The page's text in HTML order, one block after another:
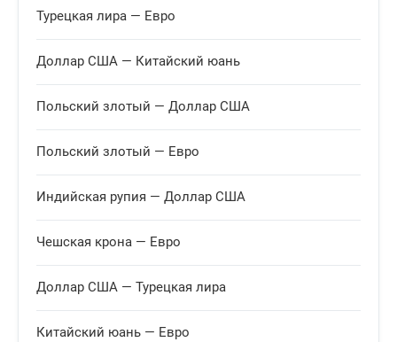
Белорусский рубль
27.8682
Канадский доллар
58.6150
Швейцарский франк 1 CHF
101.3026 +0.6377 Рассчитать
Чешская крона
Турецкая лира — Евро
Доллар США — Китайский юань
Польский злотый — Доллар США
Польский злотый — Евро
Индийская рупия — Доллар США
Чешская крона — Евро
Доллар США — Турецкая лира
Китайский юань — Евро